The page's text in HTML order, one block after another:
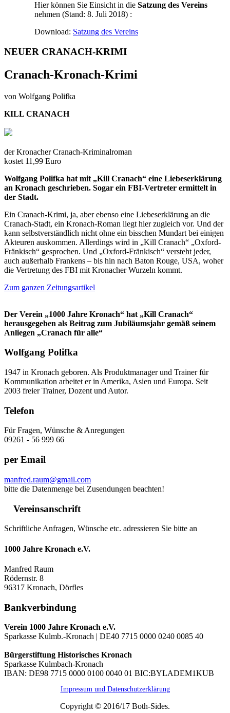
Hier können Sie Einsicht in die Satzung des Vereins
nehmen (Stand: 8. Juli 2018) :
Download: Satzung des Vereins
NEUER CRANACH-KRIMI
Cranach-Kronach-Krimi
von Wolfgang Polifka
KILL CRANACH
der Kronacher Cranach-Kriminalroman
kostet 11,99 Euro
Wolfgang Polifka hat mit „Kill Cranach“ eine Liebeserklärung
an Kronach geschrieben. Sogar ein FBI-Vertreter ermittelt in
der Stadt.
Ein Cranach-Krimi, ja, aber ebenso eine Liebeserklärung an die
Cranach-Stadt, ein Kronach-Roman liegt hier zugleich vor. Und der
kann selbstverständlich nicht ohne ein bisschen Mundart bei einigen
Akteuren auskommen. Allerdings wird in „Kill Cranach“ „Oxford-
Fränkisch“ gesprochen. Und „Oxford-Fränkisch“ versteht jeder,
auch außerhalb Frankens – bis hin nach Baton Rouge, USA, woher
die Vertretung des FBI mit Kronacher Wurzeln kommt.
Zum ganzen Zeitungsartikel
Der Verein „1000 Jahre Kronach“ hat „Kill Cranach“
herausgegeben als Beitrag zum Jubiläumsjahr gemäß seinem
Anliegen „Cranach für alle“
Wolfgang Polifka
1947 in Kronach geboren. Als Produktmanager und Trainer für
Kommunikation arbeitet er in Amerika, Asien und Europa. Seit
2003 freier Trainer, Dozent und Autor.
Telefon
Für Fragen, Wünsche & Anregungen
09261 - 56 999 66
per Email
manfred.raum@gmail.com
bitte die Datenmenge bei Zusendungen beachten!
Vereinsanschrift
Schriftliche Anfragen, Wünsche etc. adressieren Sie bitte an
1000 Jahre Kronach e.V.
Manfred Raum
Rödernstr. 8
96317 Kronach, Dörfles
Bankverbindung
Verein 1000 Jahre Kronach e.V.
Sparkasse Kulmb.-Kronach | DE40 7715 0000 0240 0085 40
Bürgerstiftung Historisches Kronach
Sparkasse Kulmbach-Kronach
IBAN: DE98 7715 0000 0100 0040 01 BIC:BYLADEM1KUB
Impressum und Datenschutzerklärung
Copyright © 2016/17 Both-Sides.